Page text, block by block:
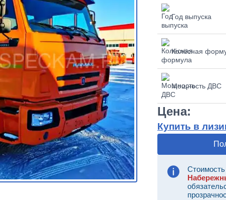
Год выпуска
Колёсная
Мощность ДВС
Цена:
Купить в